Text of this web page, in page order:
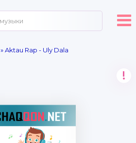
» Aktau Rap - Uly Dala
!